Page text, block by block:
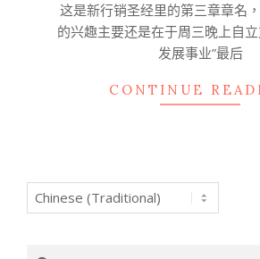
18
这是新行销圣经里的第三章章名
的兴趣主要还是在于周三晚上自
发展事业”最后
CONTINUE
Search